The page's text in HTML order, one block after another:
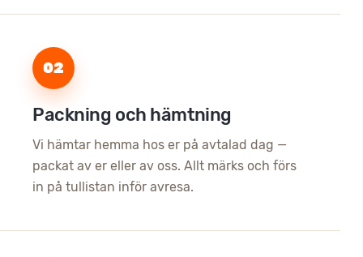
02
Packning och hämtning
Vi hämtar hemma hos er på avtalad dag —
packat av er eller av oss. Allt märks och förs
in på tullistan inför avresa.